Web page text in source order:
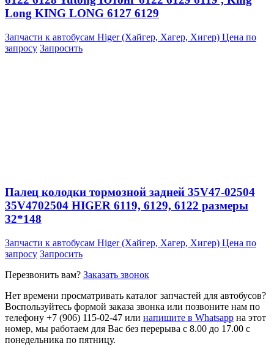
Long KING LONG 6127 6129
Запчасти к автобусам Higer (Хайгер, Хагер, Хигер) Цена по
запросу Запросить
Палец колодки тормозной задней 35V47-02504
35V4702504 HIGER 6119, 6129, 6122 размеры
32*148
Запчасти к автобусам Higer (Хайгер, Хагер, Хигер) Цена по
запросу Запросить
Перезвонить вам? Заказать звонок
Нет времени просматривать каталог запчастей для автобусов?
Воспользуйтесь формой заказа звонка или позвоните нам по
телефону +7 (906) 115-02-47 или напишите в Whatsapp на этот
номер, мы работаем для Вас без перерыва с 8.00 до 17.00 с
понедельника по пятницу.